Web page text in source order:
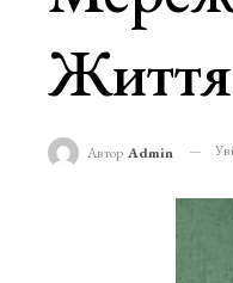
Автор Admin